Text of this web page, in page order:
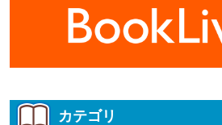
カテゴリ